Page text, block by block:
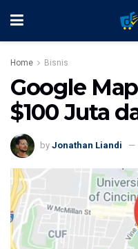
Home Bisnis
Google
$100 Juta
by Jonathan Liandi